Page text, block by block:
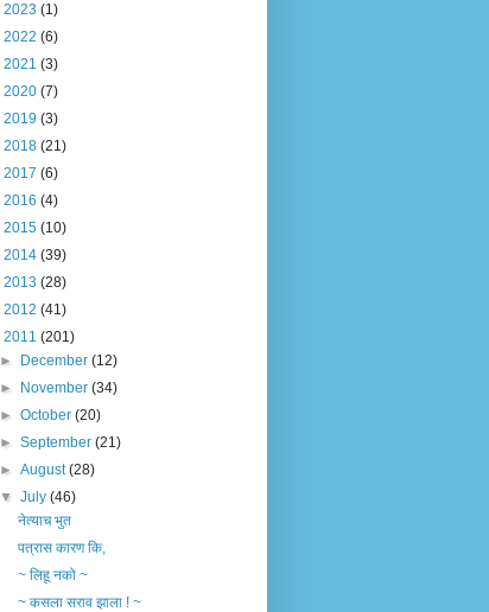
2023 (1)
2022 (6)
2021 (3)
2020 (7)
2019 (3)
2018 (21)
2017 (6)
2016 (4)
2015 (10)
2014 (39)
2013 (28)
2012 (41)
2011 (201)
►
December(12)
►
November(34)
►October(20)
►September(21)
►August(28)
▼July(46)
नेत्याच भुत
पत्रास कारण कि,
~ लिहू नको ~
~ कसला सराव झाला ! ~